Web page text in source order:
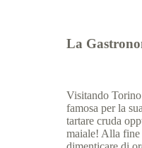
La
Visitando
famosa per la
tartare cruda
maiale! Alla fine